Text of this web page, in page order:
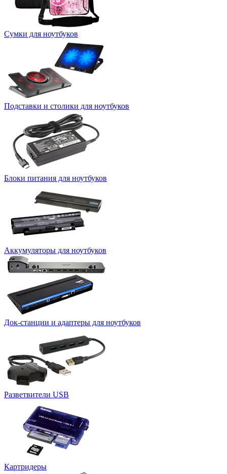
Сумки для ноутбуков
Подставки и столики для ноутбуков
Блоки питания для ноутбуков
Аккумуляторы для ноутбуков
Док-станции и адаптеры для ноутбуков
Разветвители USB
Картридеры